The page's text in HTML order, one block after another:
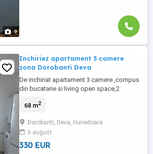
9
Inchiriez apartament 3 camere
zona Dorobanti Deva
De inchiriat apartament 3 camere ,compus
din bucatarie si living open space,2
baie,mobilat și utilat complet(inclusiv
Dorobanți Deva.
68 m2
Dorobanti, Deva, Hunedoara
6 august
330 EUR